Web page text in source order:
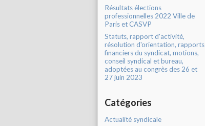
Résultats élections
professionnelles 2022 Ville de
Paris et CASVP
Statuts, rapport d'activité,
résolution d'orientation, rapports
financiers du syndicat, motions,
conseil syndical et bureau,
adoptées au congrès des 26 et
27 juin 2023
Catégories
Actualité syndicale